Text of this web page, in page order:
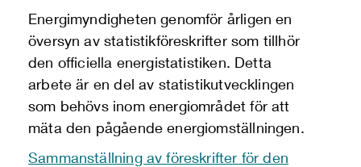
Energimyndigheten genomför årligen en
översyn av statistikföreskrifter som tillhör
den officiella energistatistiken. Detta
arbete är en del av statistikutvecklingen
som behövs inom energiområdet för att
mäta den pågående energiomställningen.
Sammanställning av föreskrifter för den